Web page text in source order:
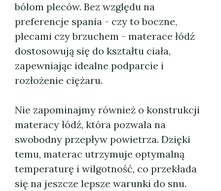
bólom pleców. Bez względu na
preferencje spania - czy to boczne,
plecami czy brzuchem - materace łódź
dostosowują się do kształtu ciała,
zapewniając idealne podparcie i
rozłożenie ciężaru.
Nie zapominajmy również o konstrukcji
materacy łódź, która pozwala na
swobodny przepływ powietrza. Dzięki
temu, materac utrzymuje optymalną
temperaturę i wilgotność, co przekłada
się na jeszcze lepsze warunki do snu.